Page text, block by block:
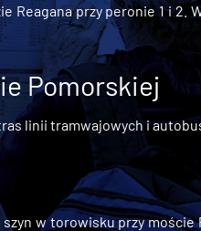
przy peronie 1 i 2.
Pomorskiej
linii tramwajowych i
w torowisku przy